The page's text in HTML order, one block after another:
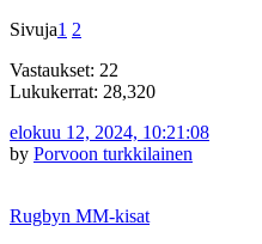
Sivuja1 2
Vastaukset: 22
Lukukerrat: 28,320
elokuu 12, 2024, 10:21:08
by Porvoon turkkilainen
Rugbyn MM-kisat